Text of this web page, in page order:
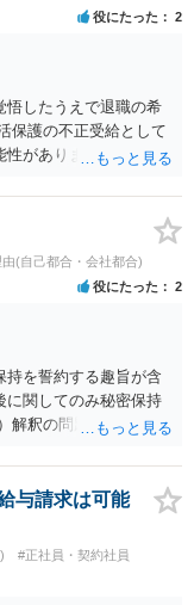
役にたった 2
悟したうえで退職の希
保護の不正受給として
性がありますが、感覚
(自己都合・会社都合)
役にたった 2
持を誓約する趣旨が含
に関してのみ秘密保持
解釈の問題ですので、
検討ください。
与請求は可能
#正社員・契約社員